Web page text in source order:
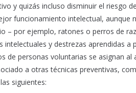
y quizás incluso disminuir el riesgo
funcionamiento intelectual, aunque
– por ejemplo, ratones o perros de
intelectuales y destrezas aprendidas
de personas voluntarias se asignan
a otras técnicas preventivas,
siguientes: